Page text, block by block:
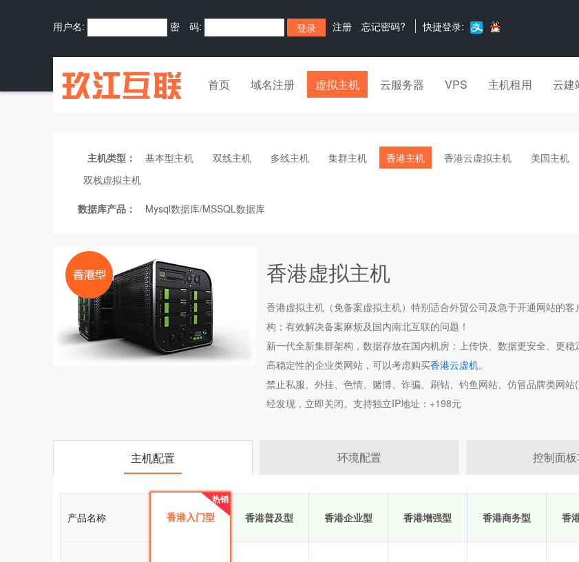
用户名: 密 码: 注册 忘记密码? 快捷登录:
首页 域名注册 虚拟主机 云服务器 VPS 主机租用 云建
主机类型： 基本型主机 双线主机 多线主机 集群主机 香港主机 香港云虚拟主机 美国主机
双栈虚拟主机
数据库产品： Mysql数据库/MSSQL数据库
香港虚拟主机
香港虚拟主机 （免备案虚拟主机）特别适合外贸公司及急于开通网站的
构；有效解决备案麻烦及国内南北互联的问题！
新一代全新集群架构，数据存放在国内机房：上传快、数据更安全、更
高稳定性的企业类网站，可以考虑购买香港云虚机。
禁止私服、外挂、色情、赌博、诈骗、刷钻、钓鱼网站、仿冒品牌类网
经发现，立即关闭。支持独立IP地址：+198元
主机配置 环境配置 控制面
产品名称
热销
香港入门型 香港普及型 香港企业型 香港增强型 香港商务型 香
热销
香港入门型